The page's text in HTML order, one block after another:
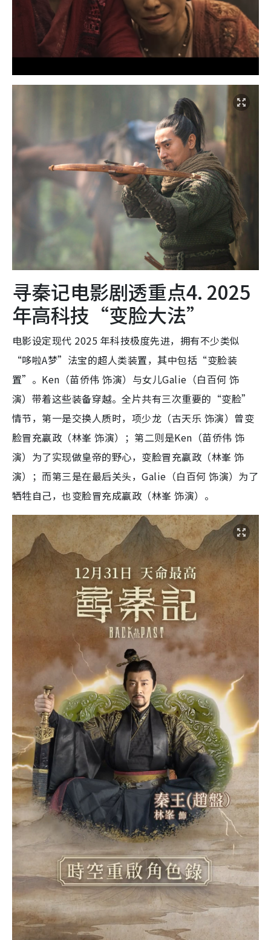
寻秦记电影剧透重点4. 2025
年高科技“变脸大法”
电影设定现代 2025 年科技极度先进，拥有不少类似
“哆啦A梦”法宝的超人类装置，其中包括“变脸装
置”。Ken（苗侨伟 饰演）与女儿Galie（白百何 饰
演）带着这些装备穿越。全片共有三次重要的“变脸”
情节，第一是交换人质时，项少龙（古天乐 饰演）曾变
脸冒充嬴政（林峯 饰演）；第二则是Ken（苗侨伟 饰
演）为了实现做皇帝的野心，变脸冒充嬴政（林峯 饰
演）；而第三是在最后关头，Galie（白百何 饰演）为了
牺牲自己，也变脸冒充成嬴政（林峯 饰演）。